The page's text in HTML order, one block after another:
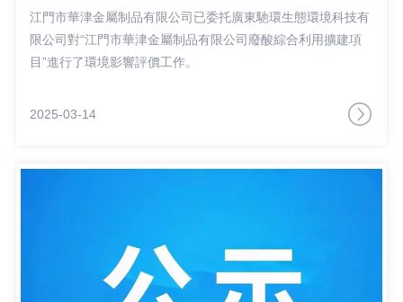
江門市華津金屬制品有限公司已委托廣東馳環生態環境科技有
限公司對“江門市華津金屬制品有限公司廢酸綜合利用擴建項
目”進行了環境影響評價工作。
2025-03-14